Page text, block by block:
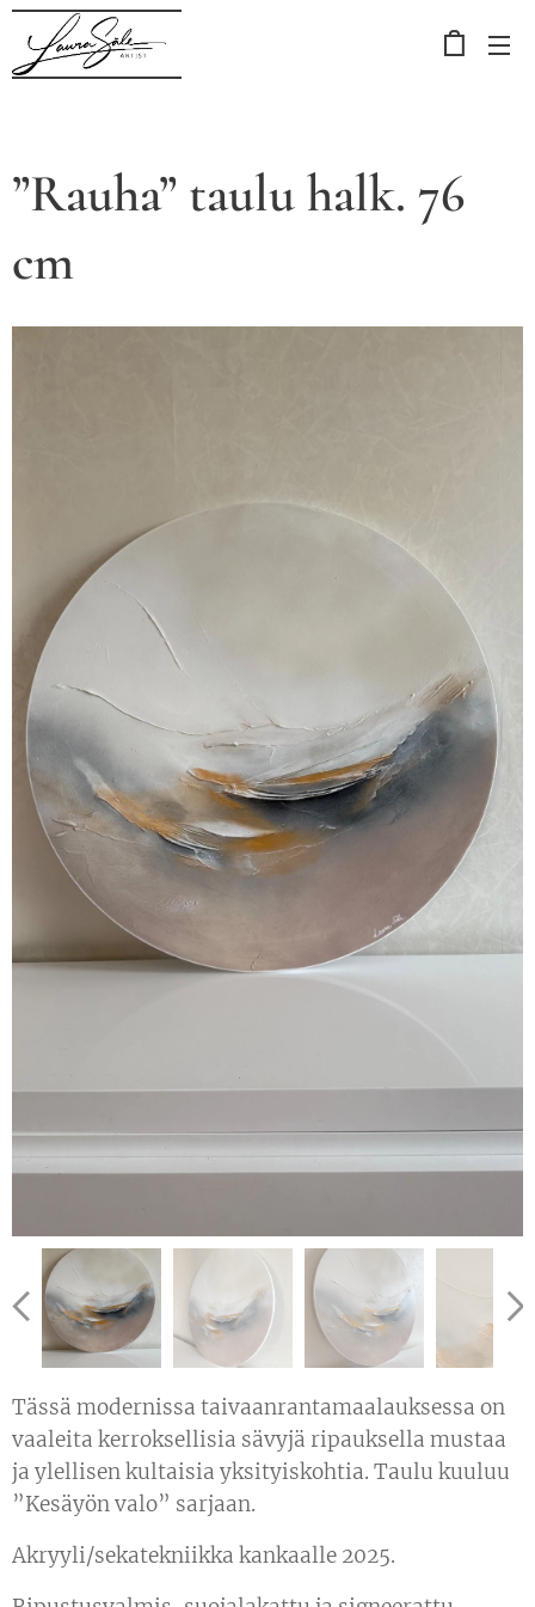
”Rauha” taulu halk. 76
cm
Tässä modernissa taivaanrantamaalauksessa on
vaaleita kerroksellisia sävyjä ripauksella mustaa
ja ylellisen kultaisia yksityiskohtia. Taulu kuuluu
”Kesäyön valo” sarjaan.
Akryyli/sekatekniikka kankaalle 2025.